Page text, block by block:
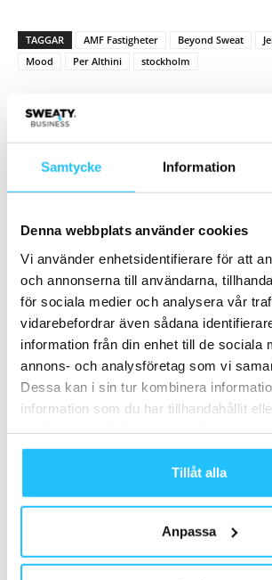
Samtycke Information
Denna webbplats använder cookies
Vi använder enhetsidentifierare för att
och annonserna till användarna,
för sociala medier och analysera vår
vidarebefordrar även sådana
information från din enhet till de sociala
annons- och analysföretag som vi
Dessa kan i sin tur kombinera
information som du har tillhandahållit
Tillåt alla
Anpassa
TAGGAR AMF Fastigheter Beyond Sweat
Mood
Per Althini stockholm
kan minska ensamhet
Henrik Valis